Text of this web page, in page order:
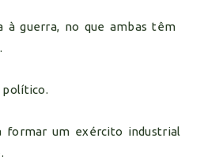
à guerra, no que ambas têm
formar um exército industrial